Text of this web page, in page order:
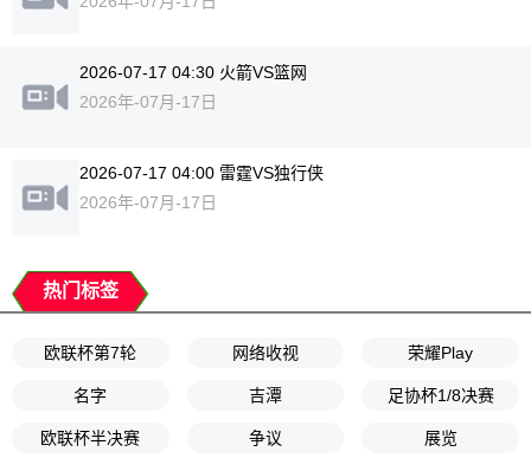
2026-07-17 04:30 火箭VS篮网
2026年-07月-17日
2026-07-17 04:00 雷霆VS独行侠
2026年-07月-17日
热门标签
欧联杯第7轮 网络收视 荣耀Play
名字 吉潭 足协杯1/8决赛
欧联杯半决赛 争议 展览